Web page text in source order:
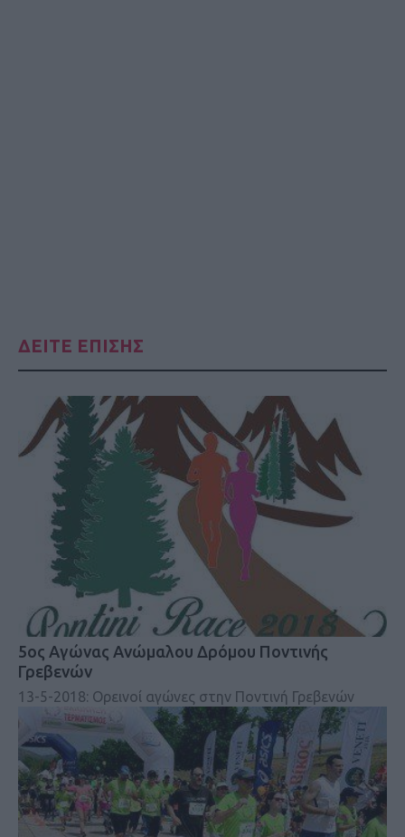
ΔΕΙΤΕ ΕΠΙΣΗΣ
5ος Αγώνας Ανώμαλου Δρόμου Ποντινής
Γρεβενών
13-5-2018: Ορεινοί αγώνες στην Ποντινή Γρεβενών